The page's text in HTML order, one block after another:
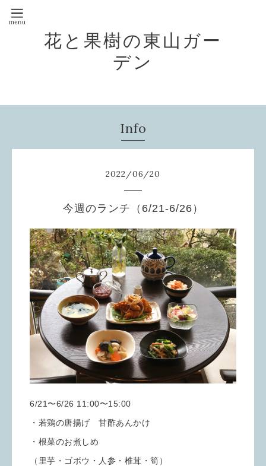
花と果樹の東山ガー
デン
Info
2022/06/20
今週のランチ（6/21-6/26）
6/21〜6/26 11:00〜15:00
・若鶏の唐揚げ 甘酢あんかけ
・根菜のお煮しめ
（里芋・ゴボウ・人参・椎茸・筍）